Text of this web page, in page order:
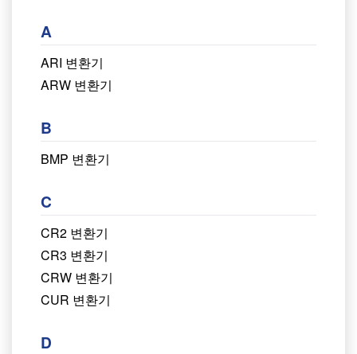
A
ARI 변환기
ARW 변환기
B
BMP 변환기
C
CR2 변환기
CR3 변환기
CRW 변환기
CUR 변환기
D